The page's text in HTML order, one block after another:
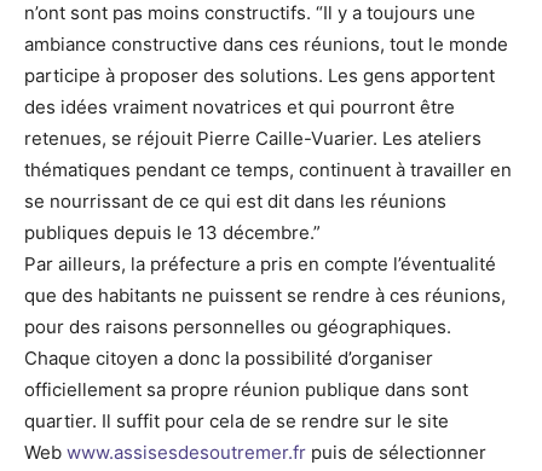
n’ont sont pas moins constructifs. “Il y a toujours une
ambiance constructive dans ces réunions, tout le monde
participe à proposer des solutions. Les gens apportent
des idées vraiment novatrices et qui pourront être
retenues, se réjouit Pierre Caille-Vuarier. Les ateliers
thématiques pendant ce temps, continuent à travailler en
se nourrissant de ce qui est dit dans les réunions
publiques depuis le 13 décembre.”
Par ailleurs, la préfecture a pris en compte l’éventualité
que des habitants ne puissent se rendre à ces réunions,
pour des raisons personnelles ou géographiques.
Chaque citoyen a donc la possibilité d’organiser
officiellement sa propre réunion publique dans sont
quartier. Il suffit pour cela de se rendre sur le site
Web www.assisesdesoutremer.fr puis de sélectionner